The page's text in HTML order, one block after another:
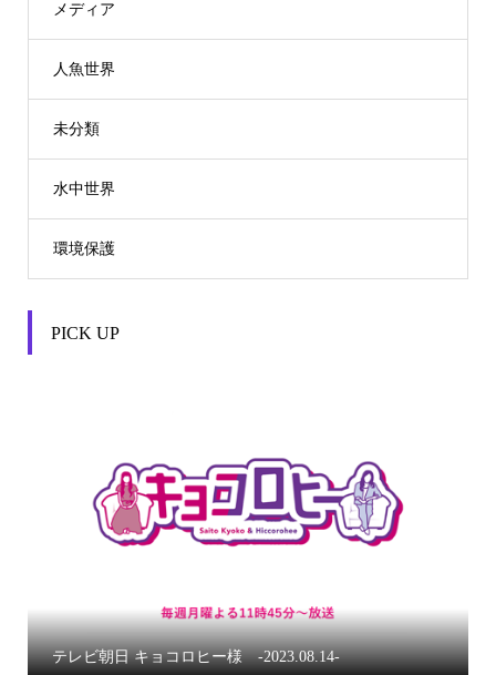
メディア
人魚世界
未分類
水中世界
環境保護
PICK UP
テレビ朝日 キョコロヒー様 -2023.08.14-